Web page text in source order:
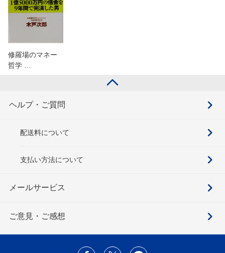
修羅場のマネー
哲学 …
ヘルプ・ご質問
配送料について
支払い方法について
メールサービス
ご意見・ご感想